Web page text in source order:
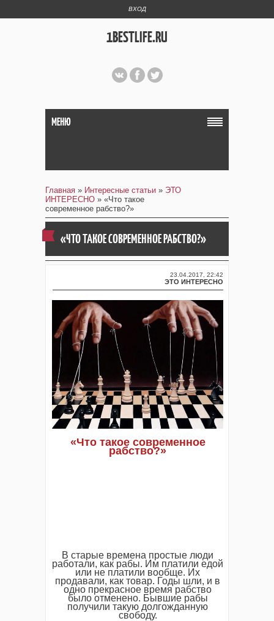
ВХОД
1BESTLIFE.RU
МЕНЮ
Главная » Интересные статьи » ЭТО
ИНТЕРЕСНО » «Что такое
современное рабство?»
«ЧТО ТАКОЕ СОВРЕМЕННОЕ РАБСТВО?»
23.04.2017, 22:42
ЭТО ИНТЕРЕСНО
«Что такое современное
рабство?»
В старые времена простые люди
работали, как рабы. Им платили едой
или не платили вообще. Их
продавали, как товар. Годы шли, и в
одно прекрасное время рабство
было отменено. Бывшие рабы
получили такую долгожданную
свободу.